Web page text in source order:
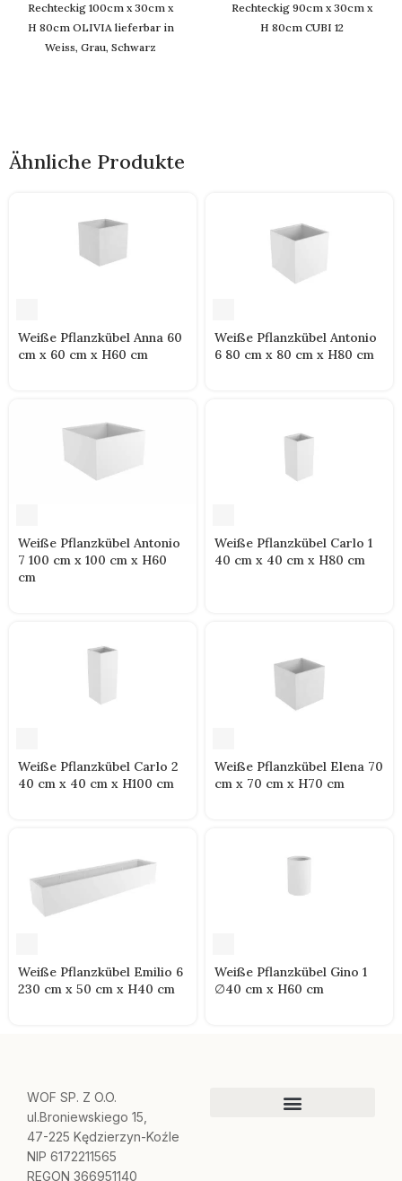
Rechteckig 100cm x 30cm x
H 80cm OLIVIA lieferbar in
Weiss, Grau, Schwarz
Rechteckig 90cm x 30cm x
H 80cm CUBI 12
Ähnliche Produkte
Weiße Pflanzkübel Anna 60
cm x 60 cm x H60 cm
Weiße Pflanzkübel Antonio
6 80 cm x 80 cm x H80 cm
Weiße Pflanzkübel Antonio
7 100 cm x 100 cm x H60
cm
Weiße Pflanzkübel Carlo 1
40 cm x 40 cm x H80 cm
Weiße Pflanzkübel Carlo 2
40 cm x 40 cm x H100 cm
Weiße Pflanzkübel Elena 70
cm x 70 cm x H70 cm
Weiße Pflanzkübel Emilio 6
230 cm x 50 cm x H40 cm
Weiße Pflanzkübel Gino 1
∅40 cm x H60 cm
WOF SP. Z O.O.
ul.Broniewskiego 15,
47-225 Kędzierzyn-Koźle
NIP 6172211565
REGON 366951140